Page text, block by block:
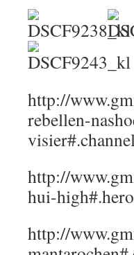
http://
rebellen-
http://
hui-
http://